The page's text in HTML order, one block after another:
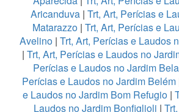
Aricanduva| Trt, Art, Perícias e
Matarazzo | Trt, Art, Perícias e
Avelino| Trt, Art, Perícias e Laudos
| Trt, Art, Perícias e Laudos no
Perícias e Laudos no Jardim
Perícias e Laudos no Jardim Belém
e Laudos no Jardim Bom Refugio |
Laudos no Jardim Bonfiglioli |